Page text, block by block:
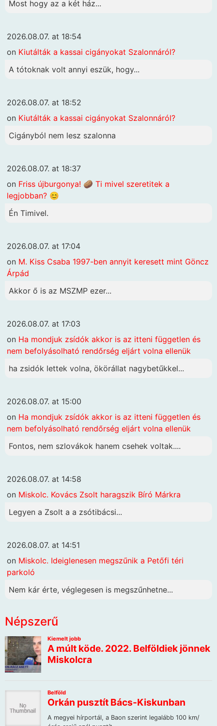
Most hogy az a két ház...
2026.08.07. at 18:54
on Kiutálták a kassai cigányokat Szalonnáról?
A tótoknak volt annyi eszük, hogy...
2026.08.07. at 18:52
on Kiutálták a kassai cigányokat Szalonnáról?
Cigányból nem lesz szalonna
2026.08.07. at 18:37
on Friss újburgonya! 🥔 Ti mivel szeretitek a
legjobban? 😊
Én Timivel.
2026.08.07. at 17:04
on M. Kiss Csaba 1997-ben annyit keresett mint Göncz
Árpád
Akkor ő is az MSZMP ezer...
2026.08.07. at 17:03
on Ha mondjuk zsídók akkor is az itteni független és
nem befolyásolható rendőrség eljárt volna ellenük
ha zsidók lettek volna, ökörállat nagybetűkkel...
2026.08.07. at 15:00
on Ha mondjuk zsídók akkor is az itteni független és
nem befolyásolható rendőrség eljárt volna ellenük
Fontos, nem szlovákok hanem csehek voltak....
2026.08.07. at 14:58
on Miskolc. Kovács Zsolt haragszik Bíró Márkra
Legyen a Zsolt a a zsótibácsi...
2026.08.07. at 14:51
on Miskolc. Ideiglenesen megszűnik a Petőfi téri
parkoló
Nem kár érte, véglegesen is megszűnhetne...
Népszerű